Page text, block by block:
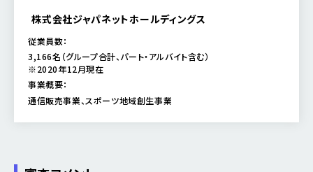
株式会社ジャパネットホールディングス
従業員数：
3,166名（グループ合計、パート・アルバイト含む）
※2020年12月現在
事業概要：
通信販売事業、スポーツ地域創生事業